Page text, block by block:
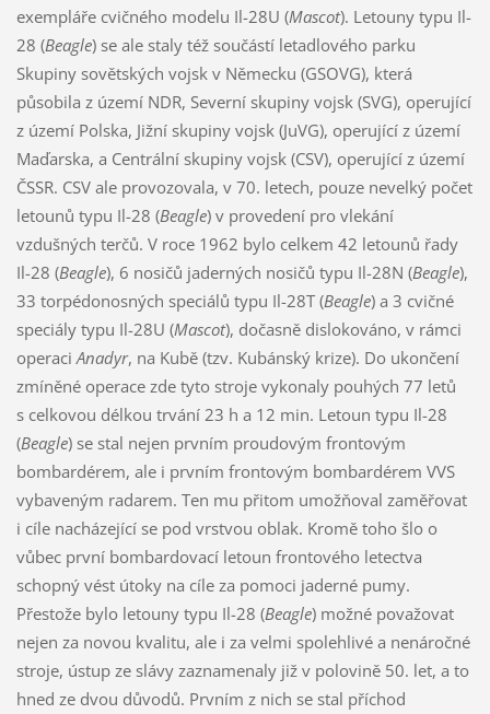
exempláře cvičného modelu Il-28U (Mascot). Letouny typu Il-
28 (Beagle) se ale staly též součástí letadlového parku
Skupiny sovětských vojsk v Německu (GSOVG), která
působila z území NDR, Severní skupiny vojsk (SVG), operující
z území Polska, Jižní skupiny vojsk (JuVG), operující z území
Maďarska, a Centrální skupiny vojsk (CSV), operující z území
ČSSR. CSV ale provozovala, v 70. letech, pouze nevelký počet
letounů typu Il-28 (Beagle) v provedení pro vlekání
vzdušných terčů. V roce 1962 bylo celkem 42 letounů řady
Il-28 (Beagle), 6 nosičů jaderných nosičů typu Il-28N (Beagle),
33 torpédonosných speciálů typu Il-28T (Beagle) a 3 cvičné
speciály typu Il-28U (Mascot), dočasně dislokováno, v rámci
operaci Anadyr, na Kubě (tzv. Kubánský krize). Do ukončení
zmíněné operace zde tyto stroje vykonaly pouhých 77 letů
s celkovou délkou trvání 23 h a 12 min. Letoun typu Il-28
(Beagle) se stal nejen prvním proudovým frontovým
bombardérem, ale i prvním frontovým bombardérem VVS
vybaveným radarem. Ten mu přitom umožňoval zaměřovat
i cíle nacházející se pod vrstvou oblak. Kromě toho šlo o
vůbec první bombardovací letoun frontového letectva
schopný vést útoky na cíle za pomoci jaderné pumy.
Přestože bylo letouny typu Il-28 (Beagle) možné považovat
nejen za novou kvalitu, ale i za velmi spolehlivé a nenáročné
stroje, ústup ze slávy zaznamenaly již v polovině 50. let, a to
hned ze dvou důvodů. Prvním z nich se stal příchod